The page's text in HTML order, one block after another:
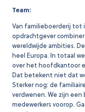
Team:
Van familieboerderij tot
opdrachtgever
wereldwijde ambities.
heel Europa. In totaal
over het hoofdkantoor
Dat betekent niet dat
Sterker nog: de
verdwenen. We zijn
medewerkers voorop.